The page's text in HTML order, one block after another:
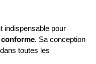
. Sa conception
toutes les